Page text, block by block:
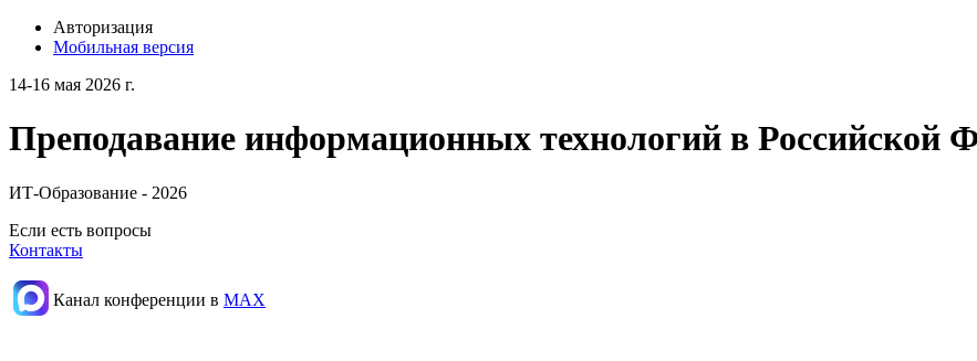
Авторизация
Мобильная версия
14-16 мая 2026 г.
Преподавание информационных технологий в Российской
ИТ-Образование - 2026
Если есть вопросы
Контакты
Канал конференции в МАХ